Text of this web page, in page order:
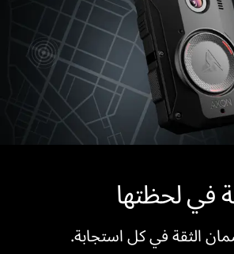
في لحظتها
الثقة في كل استجابة.